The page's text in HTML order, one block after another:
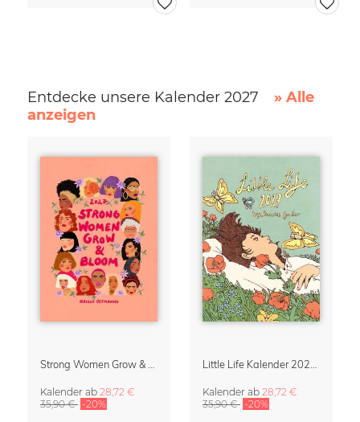
Entdecke unsere Kalender 2027
» Alle
anzeigen
Kalender ab 28,72 €
35,90 € -20%
Kalender ab 28,72 €
35,90 € -20%